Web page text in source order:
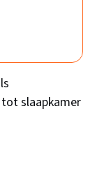
slaapkamer